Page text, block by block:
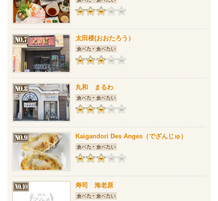
太田楼(おおたろう）
丸和 まるわ
Kaigandori Des Anges（でざんじゅ）
寿司 海老原